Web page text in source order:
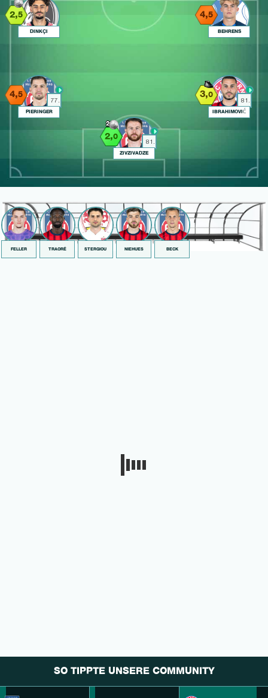
2,5
DINKÇI
4,5
BEHRENS
77.
4,5
PIERINGER
81.
3,0
IBRAHIMOVIĆ
81.
2,0
2
ZIVZIVADZE
FELLER TRAORÉ STERGIOU NIEHUES BECK
SO TIPPTE UNSERE COMMUNITY